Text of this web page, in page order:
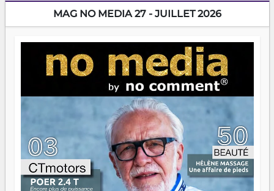
encore meilleures. Aina Rasamoelina vient de décrocher le
Prix RFI Instrumental Afrique. Miangaly Elia rafle le Prix
jeunes qui tiennent la torche. Alors oui, on pourrait
s'arrêter là, applaudir et rentrer chez soi satisfait. Mais ce
serait passer à côté d'une chose essentielle. La fougue, ça
brûle fort — et parfois, ça brûle vite. Une flamme sans
direction peut éclairer autant qu'elle peut consumer. C'est
là que les aînés entrent en scène — pas pour reprendre le
gouvernail, mais pour montrer où sont les récifs. Les jeunes
ont la force, les vieux ont l'expérience, comme on dit. Ce
n'est pas un combat de générations — c'est une question
d'équipage. Partagez vos réussites, mais aussi vos échecs.
Surtout vos échecs, d'ailleurs — ils enseignent mieux que
n'importe quel manuel. À Madagascar, la barque avance.
Il faut juste s'assurer que tout le monde rame dans le
même sens.
MAG NO MEDIA 27 - JUILLET 2026